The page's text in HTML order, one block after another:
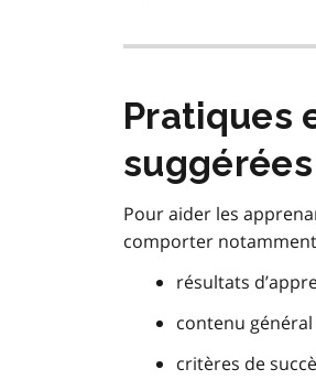
Pratiques
suggérées
Pour aider les
comporter
résultats
contenu général
critères de